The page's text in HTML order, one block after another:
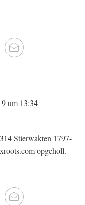
um 13:34
Stierwakten 1797-
opgeholl.